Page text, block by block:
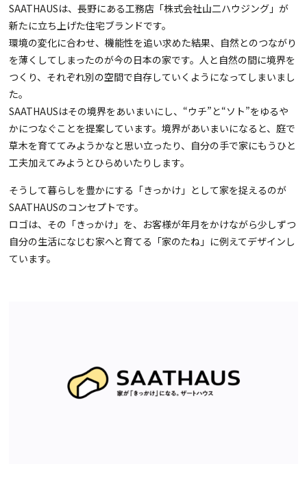
SAATHAUSは、長野にある工務店「株式会社山二ハウジング」が
新たに立ち上げた住宅ブランドです。
環境の変化に合わせ、機能性を追い求めた結果、自然とのつながり
を薄くしてしまったのが今の日本の家です。人と自然の間に境界を
つくり、それぞれ別の空間で自存していくようになってしまいまし
た。
SAATHAUSはその境界をあいまいにし、“ウチ”と“ソト”をゆるや
かにつなぐことを提案しています。境界があいまいになると、庭で
草木を育ててみようかなと思い立ったり、自分の手で家にもうひと
工夫加えてみようとひらめいたりします。
そうして暮らしを豊かにする「きっかけ」として家を捉えるのが
SAATHAUSのコンセプトです。
ロゴは、その「きっかけ」を、お客様が年月をかけながら少しずつ
自分の生活になじむ家へと育てる「家のたね」に例えてデザインし
ています。